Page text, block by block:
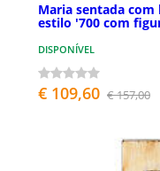
Maria sentada
estilo '700 com
DISPONÍVEL
€ 109,60 € 157,00